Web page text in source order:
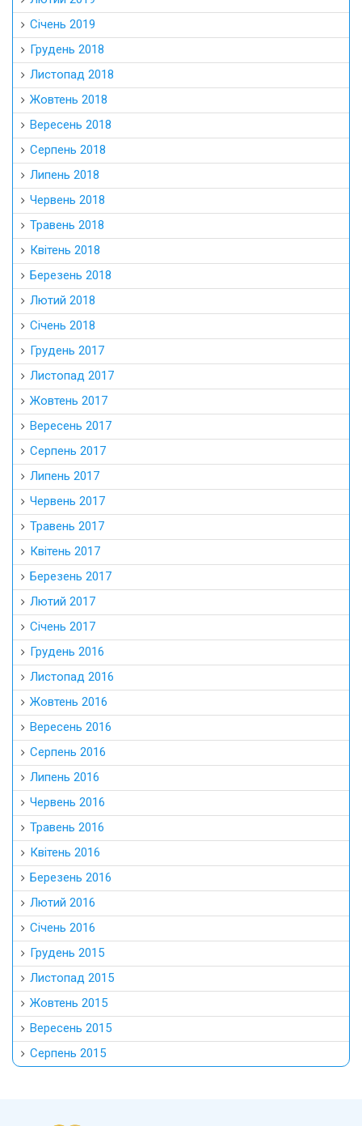
Січень 2019
Грудень 2018
Листопад 2018
Жовтень 2018
Вересень 2018
Серпень 2018
Липень 2018
Червень 2018
Травень 2018
Квітень 2018
Березень 2018
Лютий 2018
Січень 2018
Грудень 2017
Листопад 2017
Жовтень 2017
Вересень 2017
Серпень 2017
Липень 2017
Червень 2017
Травень 2017
Квітень 2017
Березень 2017
Лютий 2017
Січень 2017
Грудень 2016
Листопад 2016
Жовтень 2016
Вересень 2016
Серпень 2016
Липень 2016
Червень 2016
Травень 2016
Квітень 2016
Березень 2016
Лютий 2016
Січень 2016
Грудень 2015
Листопад 2015
Жовтень 2015
Вересень 2015
Серпень 2015